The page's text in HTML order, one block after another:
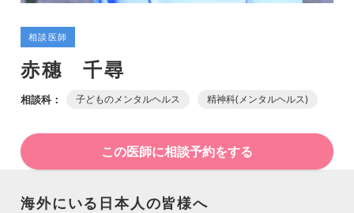
相談医師
赤穗 千尋
相談科： 子どものメンタルヘルス 精神科(メンタルヘルス)
この医師に相談予約をする
海外にいる日本人の皆様へ